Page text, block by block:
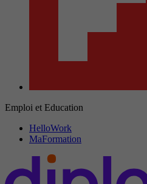
Emploi et Education
HelloWork
MaFormation